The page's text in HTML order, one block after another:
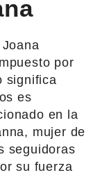
por
significa
es
en la
mujer de
seguidoras
su fuerza